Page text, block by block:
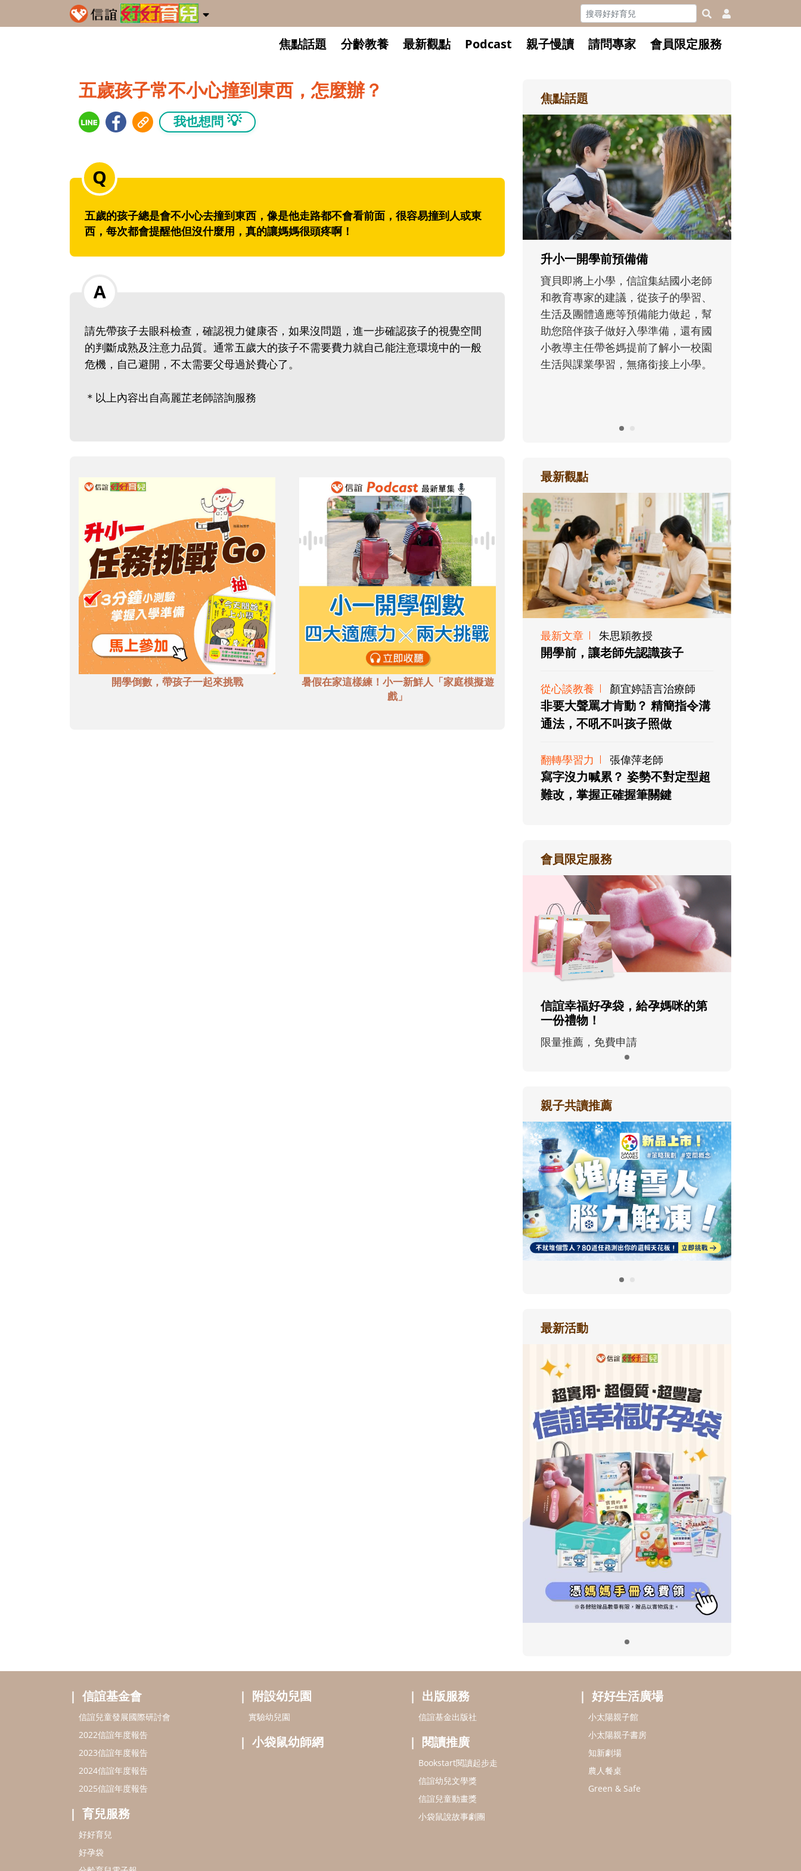
焦點話題 分齡教養 最新觀點 Podcast 親子慢讀 請問專家 會員限定服務
五歲孩子常不小心撞到東西，怎麼辦？
我也想問 💡
五歲的孩子總是會不小心去撞到東西，像是他走路都不會看前面，很容易撞到人或東
西，每次都會提醒他但沒什麼用，真的讓媽媽很頭疼啊！
請先帶孩子去眼科檢查，確認視力健康否，如果沒問題，進一步確認孩子的視覺空間
的判斷成熟及注意力品質。通常五歲大的孩子不需要費力就自己能注意環境中的一般
危機，自己避開，不太需要父母過於費心了。
＊以上內容出自高麗芷老師諮詢服務
開學倒數，帶孩子一起來挑戰
暑假在家這樣練！小一新鮮人「家庭模擬遊
戲」
焦點話題
升小一開學前預備備
寶貝即將上小學，信誼集結國小老師
和教育專家的建議，從孩子的學習、
生活及團體適應等預備能力做起，幫
助您陪伴孩子做好入學準備，還有國
小教導主任帶爸媽提前了解小一校園
生活與課業學習，無痛銜接上小學。
每到夏天 我要去海邊~ 和孩子玩
「水」消暑趣！
每到夏天，孩子最期待的就是玩水
了！不論在家玩、到泳池練習，或去
海邊踏浪尋寶，都是消暑放電、刺激
五感的好機會。不妨從親水準備和戲
水安全開始，陪孩子玩得開心也安
心，解鎖一個清涼、有趣又能長知識
的暑假吧！
最新觀點
最新文章 朱思穎教授
開學前，讓老師先認識孩子
從心談教養 顏宜婷語言治療師
非要大聲罵才肯動？ 精簡指令溝
通法，不吼不叫孩子照做
翻轉學習力 張偉萍老師
寫字沒力喊累？ 姿勢不對定型超
難改，掌握正確握筆關鍵
會員限定服務
信誼幸福好孕袋，給孕媽咪的第
一份禮物！
限量推薦，免費申請
親子共讀推薦
最新活動
信誼基金會
信誼兒童發展國際研討會
2022信誼年度報告
2023信誼年度報告
2024信誼年度報告
2025信誼年度報告
育兒服務
好好育兒
好孕袋
附設幼兒園
實驗幼兒園
小袋鼠幼師網
出版服務
信誼基金出版社
閱讀推廣
Bookstart閱讀起步走
信誼幼兒文學獎
信誼兒童動畫獎
小袋鼠說故事劇團
好好生活廣場
小太陽親子館
小太陽親子書房
知新劇場
農人餐桌
Green & Safe